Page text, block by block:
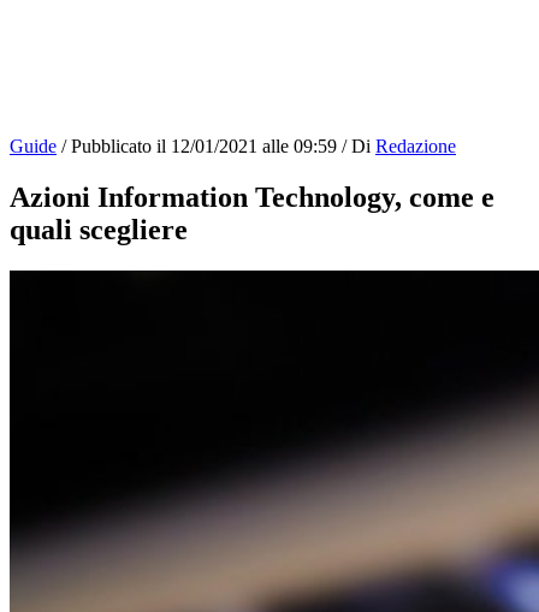
Guide / Pubblicato il 12/01/2021 alle 09:59 / Di Redazione
Azioni Information Technology, come e
quali scegliere